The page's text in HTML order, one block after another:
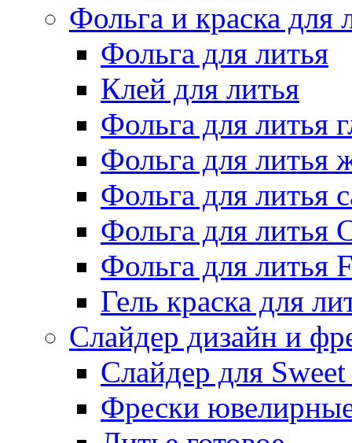
Фольга и краска для
Фольга для литья
Клей для литья
Фольга для литья
Фольга для литья
Фольга для литья
Фольга для литья
Фольга для литья
Гель краска для
Слайдер дизайн и
Слайдер для
Фрески